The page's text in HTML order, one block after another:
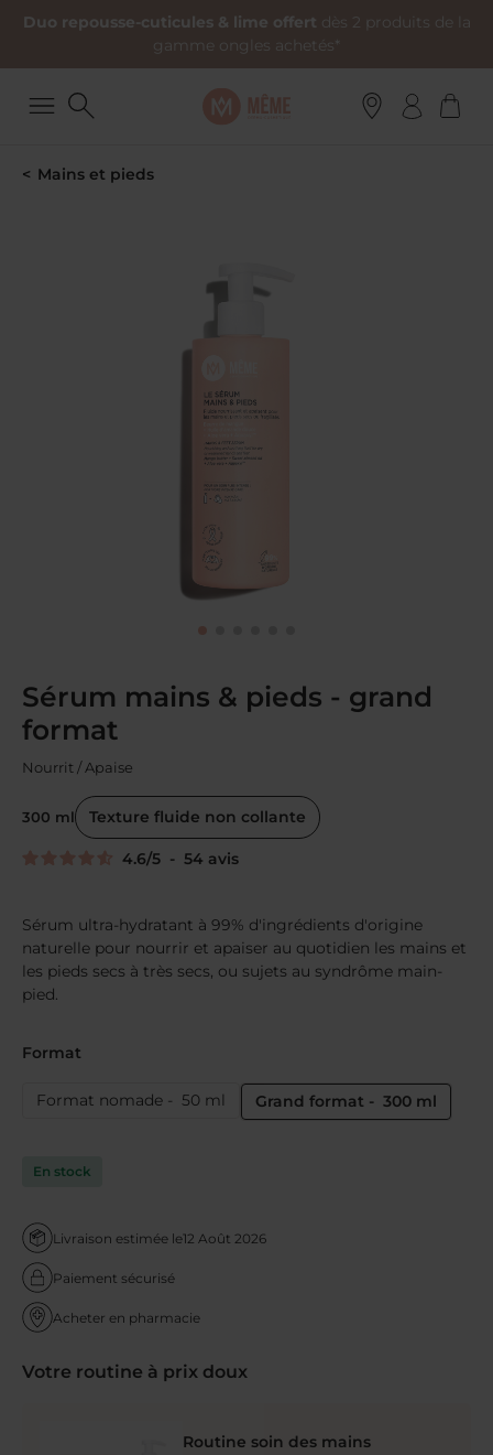
Duo repousse-cuticules & lime offert dès 2 produits de la
gamme ongles achetés*
Mains et pieds
Sérum mains & pieds - grand
format
Nourrit / Apaise
300 ml Texture fluide non collante
4.6/5 - 54 avis
Sérum ultra-hydratant à 99% d'ingrédients d'origine
naturelle pour nourrir et apaiser au quotidien les mains et
les pieds secs à très secs, ou sujets au syndrôme main-
pied.
Format
Format nomade - 50 ml Grand format - 300 ml
En stock
Livraison estimée le12 Août 2026
Paiement sécurisé
Acheter en pharmacie
Votre routine à prix doux
Routine soin des mains